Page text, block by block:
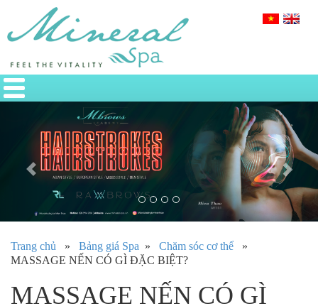
Trang chủ » Bảng giá Spa » Chăm sóc cơ thể »
MASSAGE NẾN CÓ GÌ ĐẶC BIỆT?
MASSAGE NẾN CÓ GÌ